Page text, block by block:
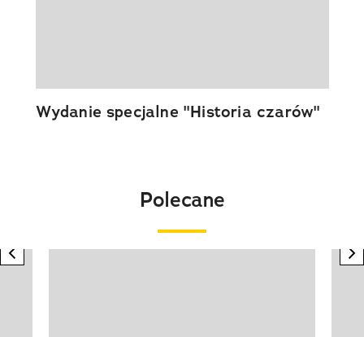
Wydanie specjalne "Historia czarów"
Polecane
previous element